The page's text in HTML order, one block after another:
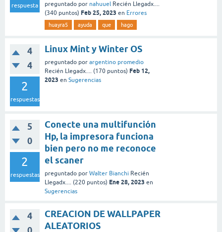
respuesta preguntado por nahuuel Recién Llegadx....
(340 puntos) Feb 25, 2023 en Errores
huayra5 ayuda que hago
4
4
2
respuestas
Linux Mint y Winter OS
preguntado por argentino promedio
Recién Llegadx.... (170 puntos) Feb 12,
2023 en Sugerencias
5
0
2
respuestas
Conecte una multifunción
Hp, la impresora funciona
bien pero no me reconoce
el scaner
preguntado por Walter Bianchi Recién
Llegadx.... (220 puntos) Ene 28, 2023 en
Sugerencias
4
CREACION DE WALLPAPER
ALEATORIOS